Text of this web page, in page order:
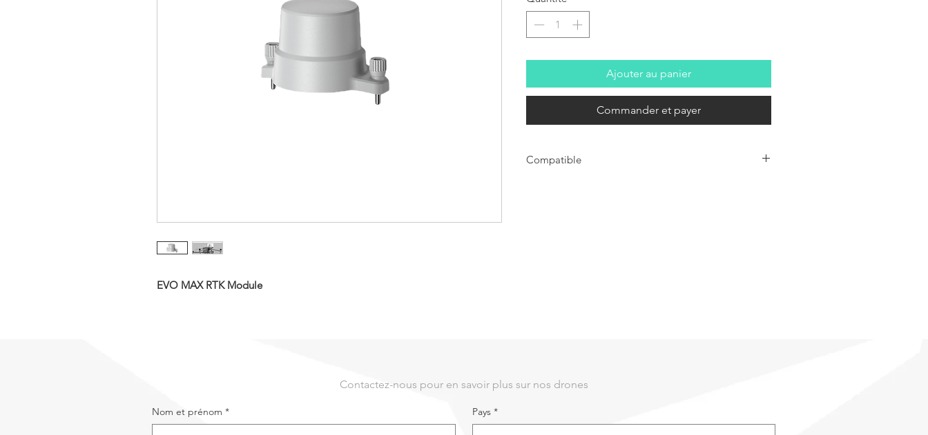
EVO MAX RTK Module
Ajouter au panier
Commander et payer
Compatible
Contactez-nous pour en savoir plus sur nos drones
Nom et prénom * Pays *